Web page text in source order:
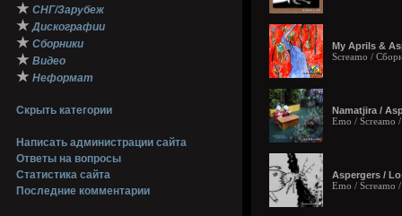
★ СНГ/Зарубеж
★ Дискографии
★ Сборники
★ Видео
★ Неформат
Скрыть категории
Написать администрации сайта
Ответы на вопросы
Статистика сайта
Последние комментарии
My Aprils &
Screamo /
Namatjira /
Emo / Screamo
Aspergers /
Emo / Screamo